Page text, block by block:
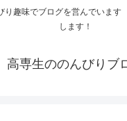
り趣味でブログを営んでいま
します！
高専生ののんびりブ